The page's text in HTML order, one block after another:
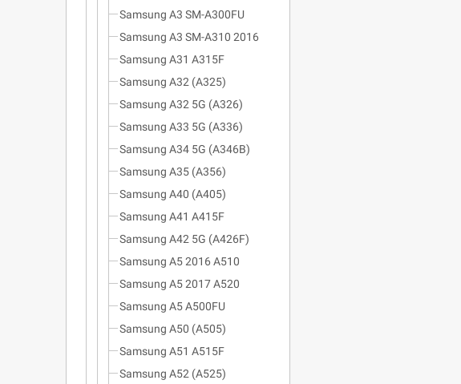
Samsung A3 SM-A300FU
Samsung A3 SM-A310 2016
Samsung A31 A315F
Samsung A32 (A325)
Samsung A32 5G (A326)
Samsung A33 5G (A336)
Samsung A34 5G (A346B)
Samsung A35 (A356)
Samsung A40 (A405)
Samsung A41 A415F
Samsung A42 5G (A426F)
Samsung A5 2016 A510
Samsung A5 2017 A520
Samsung A5 A500FU
Samsung A50 (A505)
Samsung A51 A515F
Samsung A52 (A525)